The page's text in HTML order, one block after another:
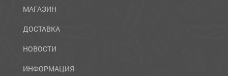
МАГАЗИН
ДОСТАВКА
НОВОСТИ
ИНФОРМАЦИЯ